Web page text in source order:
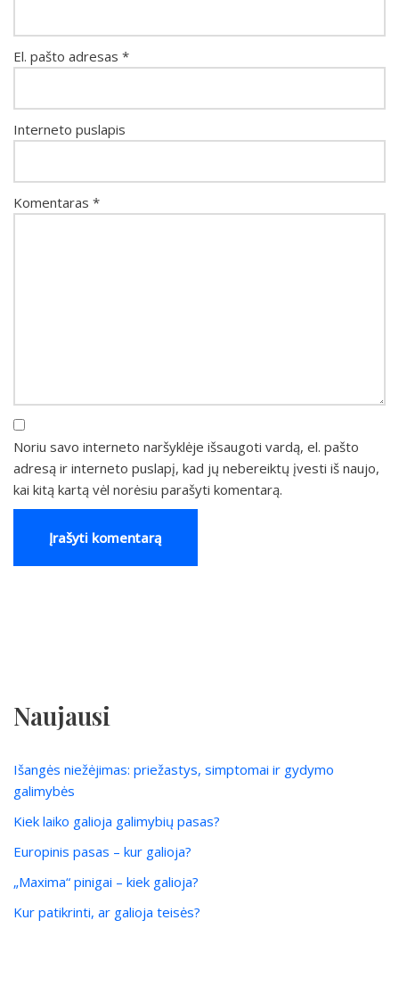
El. pašto adresas *
Interneto puslapis
Komentaras *
Noriu savo interneto naršyklėje išsaugoti vardą, el. pašto
adresą ir interneto puslapį, kad jų nebereiktų įvesti iš naujo,
kai kitą kartą vėl norėsiu parašyti komentarą.
Naujausi
Išangės niežėjimas: priežastys, simptomai ir gydymo
galimybės
Kiek laiko galioja galimybių pasas?
Europinis pasas – kur galioja?
„Maxima“ pinigai – kiek galioja?
Kur patikrinti, ar galioja teisės?